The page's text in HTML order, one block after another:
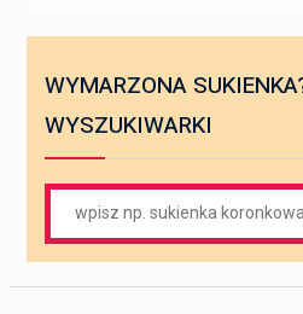
WYMARZONA
WYSZUKIWARKI